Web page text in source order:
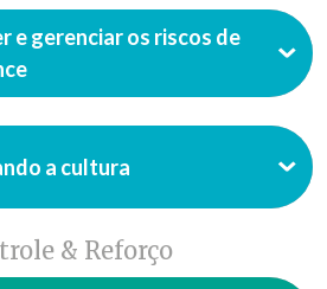
e gerenciar os riscos de
a cultura
& Reforço